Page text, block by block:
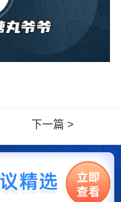
下一篇 >